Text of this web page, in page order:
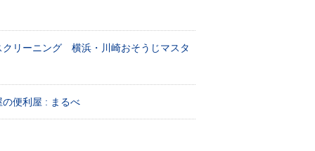
クリーニング 横浜・川崎おそうじマスタ
の便利屋 : まるべ